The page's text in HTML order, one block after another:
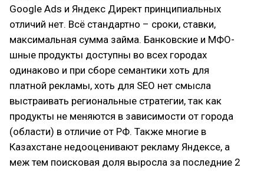
Google Ads и Яндекс Директ принципиальных
отличий нет. Всё стандартно – сроки, ставки,
максимальная сумма займа. Банковские и МФО-
шные продукты доступны во всех городах
одинаково и при сборе семантики хоть для
платной рекламы, хоть для SEO нет смысла
выстраивать региональные стратегии, так как
продукты не меняются в зависимости от города
(области) в отличие от РФ. Также многие в
Казахстане недооценивают рекламу Яндексе, а
меж тем поисковая доля выросла за последние 2